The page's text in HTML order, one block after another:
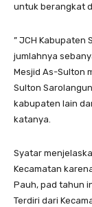
untuk berangkat
” JCH Kabupaten
jumlahnya
Mesjid As-Sulton
Sulton
kabupaten lain
katanya.
Syatar
Kecamatan
Pauh, pad tahun
Terdiri dari